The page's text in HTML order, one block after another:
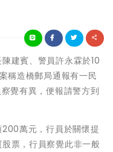
建賓、警員許永霖於10
稱造橋郵局通報有一民
覺有異，便報請警方到
萬元，行員於關懷提
票，行員察覺此非一般